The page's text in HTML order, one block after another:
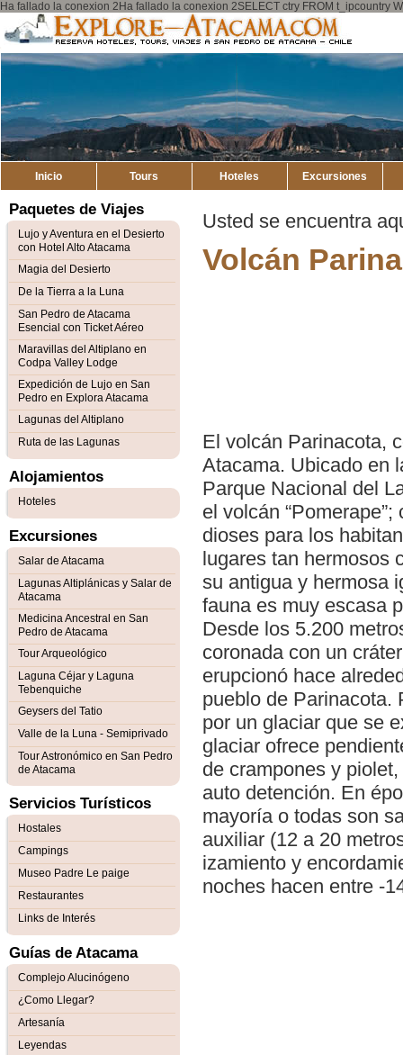
Ha fallado la conexion 2Ha fallado la conexion 2SELECT ctry FROM t_ipcountry
Inicio Tours Hoteles Excursiones
Usted se encuentra
Volcán
El volcán Parinacota,
Atacama. Ubicado en
Parque Nacional del
el volcán
dioses para los
lugares tan hermosos
su antigua y hermosa
fauna es muy escasa
Desde los 5.200
coronada con un
erupcionó hace
pueblo de Parinacota.
por un glaciar que se
glaciar ofrece
de crampones y
auto detención. En
mayoría o todas son
auxiliar (12 a 20
izamiento y
noches hacen entre -
Paquetes de Viajes
Lujo y Aventura en el Desierto
con Hotel Alto Atacama
Magia del Desierto
De la Tierra a la Luna
San Pedro de Atacama
Esencial con Ticket Aéreo
Maravillas del Altiplano en
Codpa Valley Lodge
Expedición de Lujo en San
Pedro en Explora Atacama
Lagunas del Altiplano
Ruta de las Lagunas
Alojamientos
Hoteles
Excursiones
Salar de Atacama
Lagunas Altiplánicas y Salar de
Atacama
Medicina Ancestral en San
Pedro de Atacama
Tour Arqueológico
Laguna Céjar y Laguna
Tebenquiche
Geysers del Tatio
Valle de la Luna - Semiprivado
Tour Astronómico en San Pedro
de Atacama
Servicios Turísticos
Hostales
Campings
Museo Padre Le paige
Restaurantes
Links de Interés
Guías de Atacama
Complejo Alucinógeno
¿Como Llegar?
Artesanía
Leyendas